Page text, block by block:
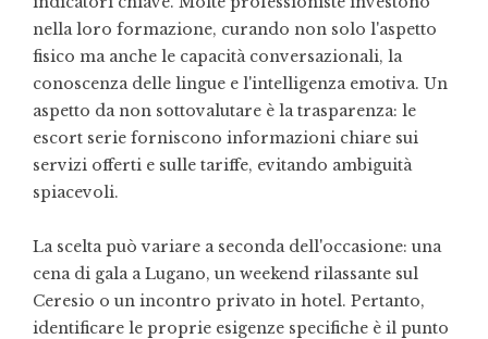
nella loro formazione, curando non solo l'aspetto
fisico ma anche le capacità conversazionali, la
conoscenza delle lingue e l'intelligenza emotiva. Un
aspetto da non sottovalutare è la trasparenza: le
escort serie forniscono informazioni chiare sui
servizi offerti e sulle tariffe, evitando ambiguità
spiacevoli.
La scelta può variare a seconda dell'occasione: una
cena di gala a Lugano, un weekend rilassante sul
Ceresio o un incontro privato in hotel. Pertanto,
identificare le proprie esigenze specifiche è il punto